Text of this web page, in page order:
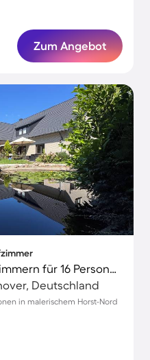
Zum Angebot
Ferienhaus mit 7 Schlafzimmern für 16 Personen
Deutschland
in malerischem Horst-Nord